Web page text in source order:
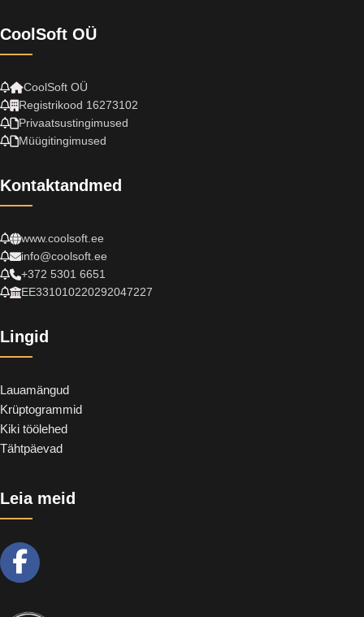
CoolSoft OÜ
CoolSoft OÜ
Registrikood 16273102
Privaatsustingimused
Müügitingimused
Kontaktandmed
www.coolsoft.ee
info@coolsoft.ee
+372 5301 6651
EE331010220292047227
Lingid
Lauamängud
Krüptogrammid
Kiki töölehed
Tähtpäevad
Leia meid